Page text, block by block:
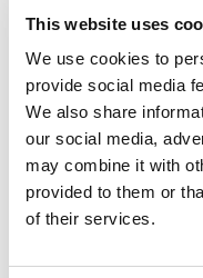
This website uses
We use cookies to
provide social media
We also share
our social media,
may combine it with
provided to them or
of their services.